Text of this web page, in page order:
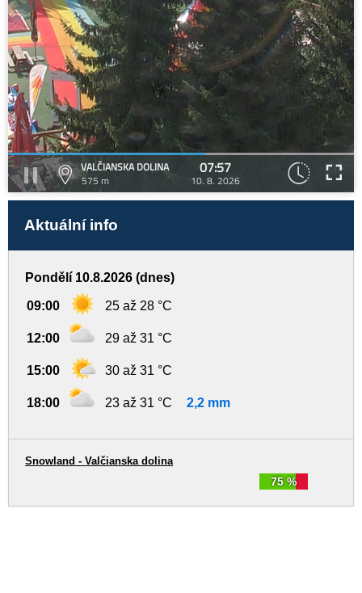
VALČIANSKA DOLINA
575 m
07:57
10. 8. 2026
Aktuální info
Pondělí 10.8.2026 (dnes)
09:00 25 až 28 °C
12:00 29 až 31 °C
15:00 30 až 31 °C
18:00 23 až 31 °C 2,2 mm
75 %
Snowland - Valčianska dolina